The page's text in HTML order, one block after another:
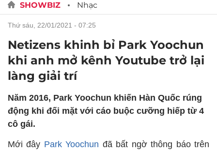
SHOWBIZ Nhạc
thứ sáu, 22/01/2021 - 07:25
Netizens khinh bỉ Park Yoochun
khi anh mở kênh Youtube trở lại
làng giải trí
Năm 2016, Park Yoochun khiến Hàn Quốc rúng
động khi đối mặt với cáo buộc cưỡng hiếp từ 4
cô gái.
Mới đây Park Yoochun đã bất ngờ thông báo trên